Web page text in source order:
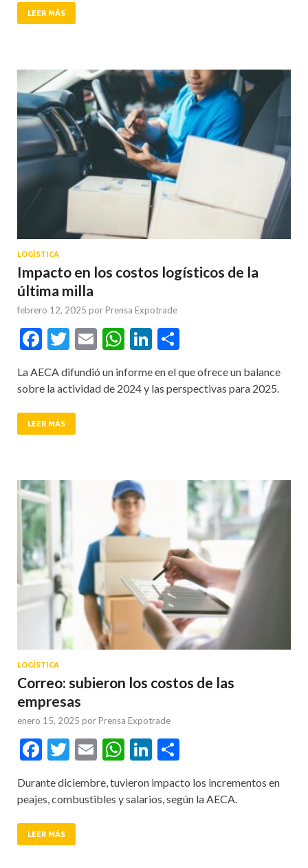
LEER MÁS
LOGÍSTICA
Impacto en los costos logísticos de la
última milla
febrero 12, 2025 por Prensa Expotrade
Facebook
Twitter
EmailWhatsApp
LinkedIn
La AECA difundió un informe en el que ofrece un balance
sobre la actividad de 2024 y las perspectivas para 2025.
LEER MÁS
LOGÍSTICA
Correo: subieron los costos de las
empresas
enero 15, 2025 por Prensa Expotrade
Facebook
Twitter
EmailWhatsApp
LinkedIn
Durante diciembre, tuvieron impacto los incrementos en
peajes, combustibles y salarios, según la AECA.
LEER MÁS